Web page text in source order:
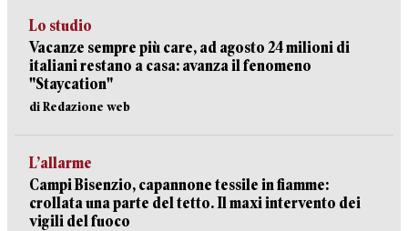
Lo studio
Vacanze sempre più care, ad agosto 24 milioni di
italiani restano a casa: avanza il fenomeno
"Staycation"
di Redazione web
L’allarme
Campi Bisenzio, capannone tessile in fiamme:
crollata una parte del tetto. Il maxi intervento dei
vigili del fuoco